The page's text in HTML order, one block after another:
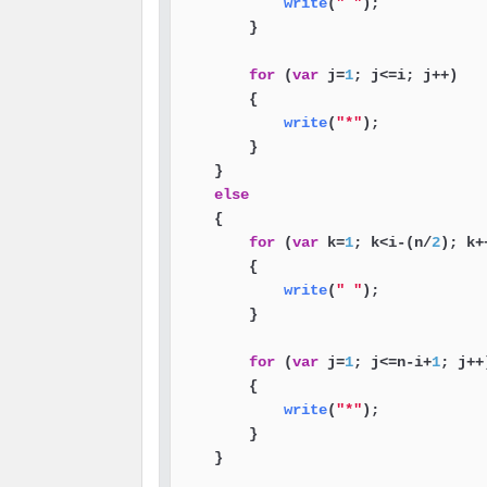
        }
for (var j=1; j<=i; j++)
        {
write("*");
        }
    }
else
    {
for (var k=1; k<i-(n/2);
        {
write(" ");
        }
for (var j=1; j<=n-i+1;
        {
write("*");
        }
    }